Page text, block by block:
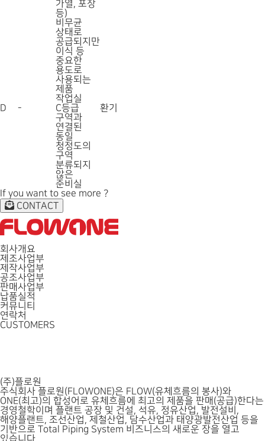
가열, 포장
등)
비무균
상태로
공급되지만
이식 등
중요한
용도로
사용되는
제품
작업실
D
-
C등급
구역과
연결된
동일
청정도의
구역
환기
분류되지
않은
준비실
If you want to see more ?
CONTACT
회사개요
제조사업부
제작사업부
공조사업부
판매사업부
납품실적
커뮤니티
연락처
CUSTOMERS
(주)플로원
주식회사 플로원(FLOWONE)은 FLOW(유체흐름의 봉사)와
ONE(최고)의 합성어로 유체흐름에 최고의 제품을 판매(공급)한다는
경영철학이며 플랜트 공장 및 건설, 석유, 정유산업, 발전설비,
해양플랜트, 조선산업, 제철산업, 담수산업과 태양광발전산업 등을
기반으로 Total Piping System 비즈니스의 새로운 장을 열고
있습니다.